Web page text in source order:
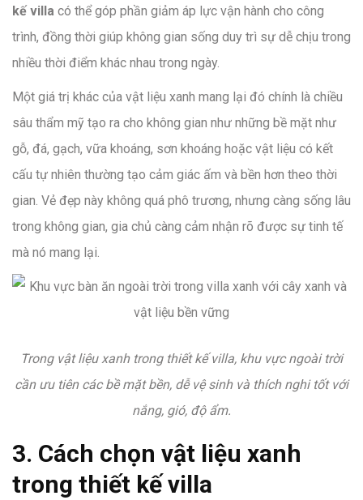
kế villa có thể góp phần giảm áp lực vận hành cho công
trình, đồng thời giúp không gian sống duy trì sự dễ chịu trong
nhiều thời điểm khác nhau trong ngày.
Một giá trị khác của vật liệu xanh mang lại đó chính là chiều
sâu thẩm mỹ tạo ra cho không gian như những bề mặt như
gỗ, đá, gạch, vữa khoáng, sơn khoáng hoặc vật liệu có kết
cấu tự nhiên thường tạo cảm giác ấm và bền hơn theo thời
gian. Vẻ đẹp này không quá phô trương, nhưng càng sống lâu
trong không gian, gia chủ càng cảm nhận rõ được sự tinh tế
mà nó mang lại.
Trong vật liệu xanh trong thiết kế villa, khu vực ngoài trời
cần ưu tiên các bề mặt bền, dễ vệ sinh và thích nghi tốt với
nắng, gió, độ ẩm.
3. Cách chọn vật liệu xanh
trong thiết kế villa